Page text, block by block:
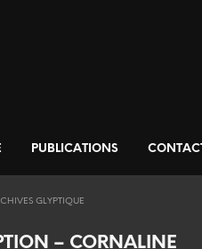
PUBLICATIONS CONTACT
GLYPTIQUE
– CORNALINE